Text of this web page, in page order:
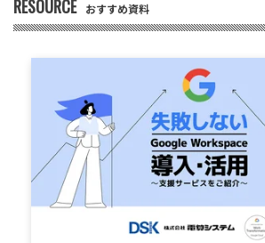
RESOURCE おすすめ資料